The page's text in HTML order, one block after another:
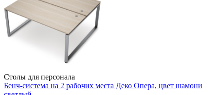
Столы для персонала
Бенч-система на 2 рабочих места Деко Опера, цвет шамони